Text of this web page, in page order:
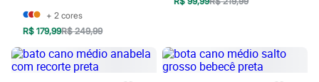
Pantufas
Rasteirinhas
Sandálias
Tênis
Diversão
+ 2 cores
R$ 179,99R$ 249,99